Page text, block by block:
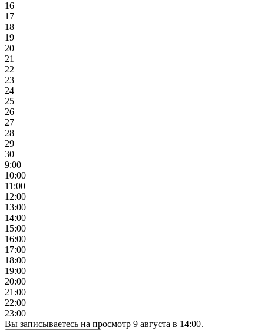
16
17
18
19
20
21
22
23
24
25
26
27
28
29
30
9:00
10:00
11:00
12:00
13:00
14:00
15:00
16:00
17:00
18:00
19:00
20:00
21:00
22:00
23:00
Вы записываетесь на просмотр 9 августа в 14:00.